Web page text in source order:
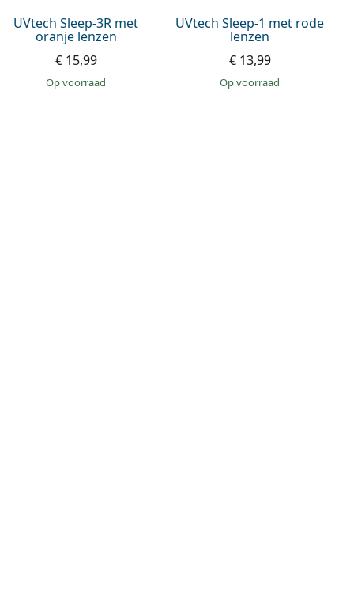
UVtech Sleep-3R met
oranje lenzen
€ 15,99
op voorraad
UVtech Sleep-1 met rode
lenzen
€ 13,99
op voorraad